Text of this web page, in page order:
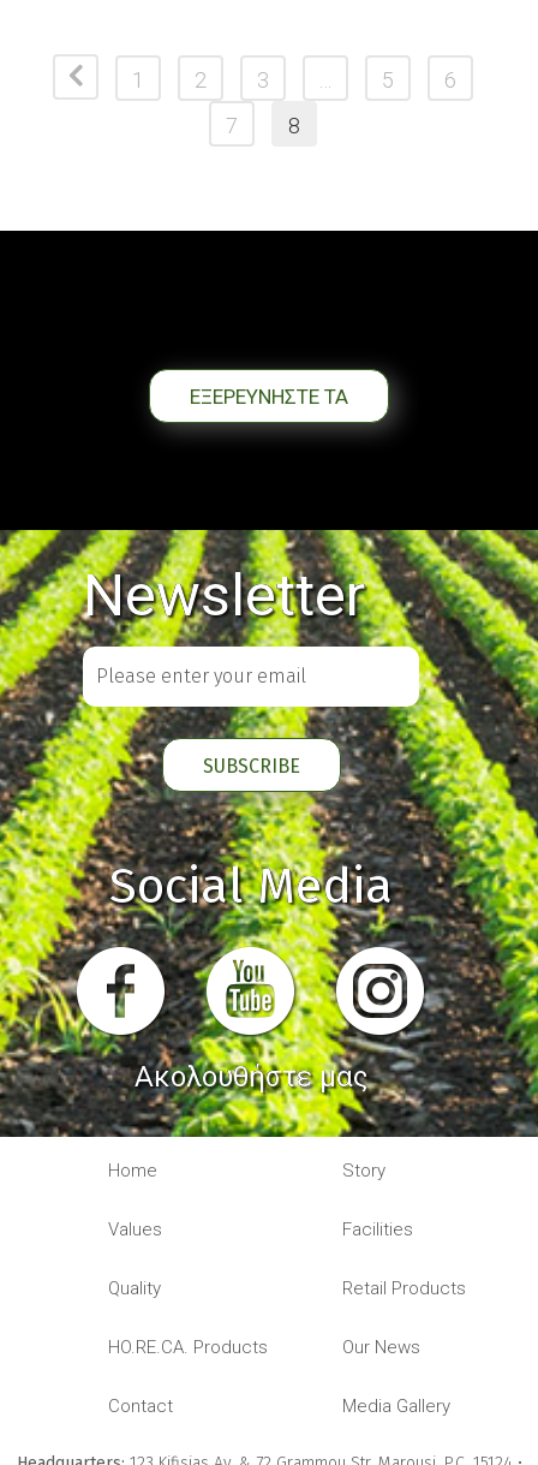
1 2 3 … 5
6
7
8
ΕΞΕΡΕΥΝΗΣΤΕ ΤΑ
Newsletter
Social Media
Ακολουθήστε μας
Home Story
Values Facilities
Quality Retail Products
HO.RE.CA. Products Our News
Contact Media Gallery